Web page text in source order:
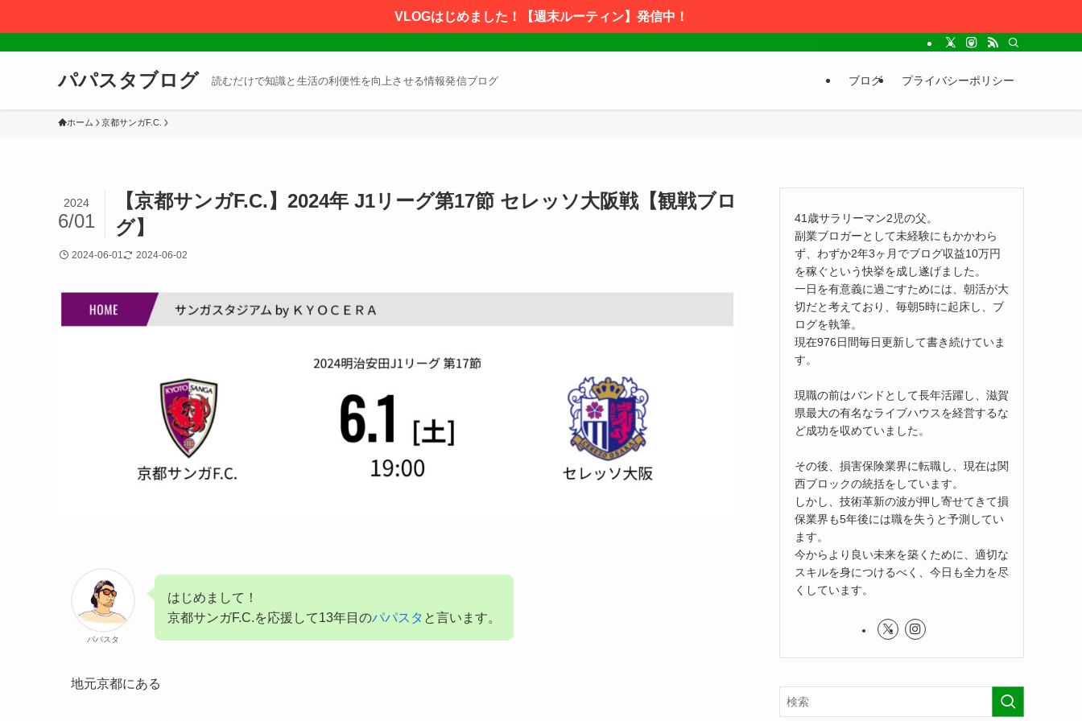
VLOGはじめました！【週末ルーティン】発信中！
パパスタブログ 読むだけで知識と生活の利便性を向上させる情報発信ブログ ブログ プライバシーポリシー
ホーム 京都サンガF.C.
【京都サンガF.C.】2024年 J1リーグ第17節 セレッソ大阪戦【観戦ブロ
グ】
2024
6/01
2024-06-01 2024-06-02
パパスタ
はじめまして！
京都サンガF.C.を応援して13年目のパパスタ と言います。
地元京都にある
41歳サラリーマン2児の父。
副業ブロガーとして未経験にもかかわら
ず、わずか2年3ヶ月でブログ収益10万円
を稼ぐという快挙を成し遂げました。
一日を有意義に過ごすためには、朝活が大
切だと考えており、毎朝5時に起床し、ブ
ログを執筆。
現在976日間毎日更新して書き続けていま
す。
現職の前はバンドとして長年活躍し、滋賀
県最大の有名なライブハウスを経営するな
ど成功を収めていました。
その後、損害保険業界に転職し、現在は関
西ブロックの統括をしています。
しかし、技術革新の波が押し寄せてきて損
保業界も5年後には職を失うと予測してい
ます。
今からより良い未来を築くために、適切な
スキルを身につけるべく、今日も全力を尽
くしています。